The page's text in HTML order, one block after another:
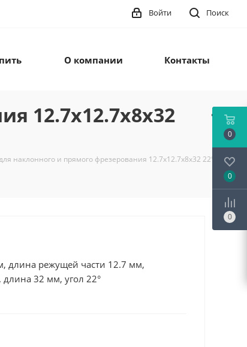
Поиск
Войти
О компании Контакты
12.7х12.7х8х32
наклонного и прямого фрезерования 12.7х12.7х8х32 22° (D-
длина режущей части 12.7 мм,
32 мм, угол 22°
0
0
0